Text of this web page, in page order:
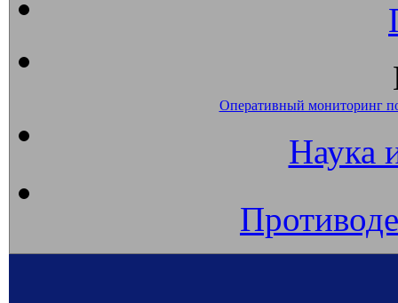
Оперативный мониторинг
Наука